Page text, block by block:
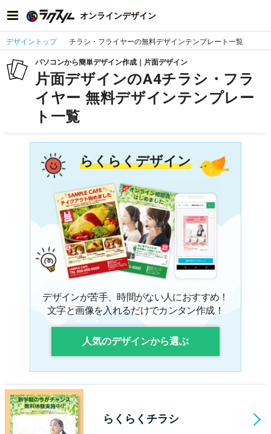
オンラインデザイン
デザイントップ チラシ・フライヤーの無料デザインテンプレート一覧
パソコンから簡単デザイン作成｜片面デザイン
片面デザインのA4チラシ・フラ
イヤー 無料デザインテンプレー
ト一覧
らくらくデザイン
デザインが苦手、時間がない人におすすめ！
文字と画像を入れるだけでカンタン作成！
人気のデザインから選ぶ
らくらくチラシ